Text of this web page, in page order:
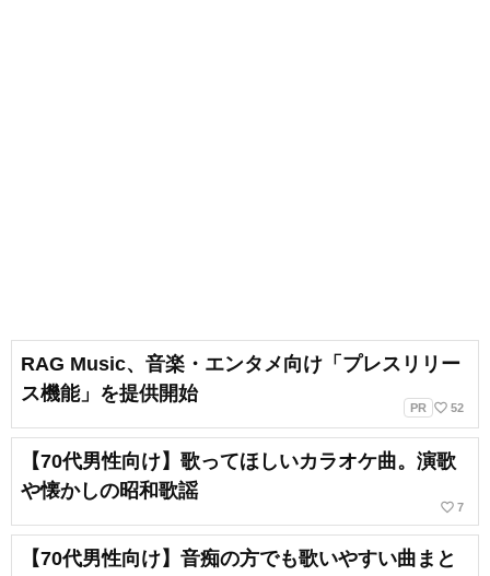
RAG Music、音楽・エンタメ向け「プレスリリー
ス機能」を提供開始
PR favorite_border 52
【70代男性向け】歌ってほしいカラオケ曲。演歌
や懐かしの昭和歌謡
favorite_border 7
【70代男性向け】音痴の方でも歌いやすい曲まと